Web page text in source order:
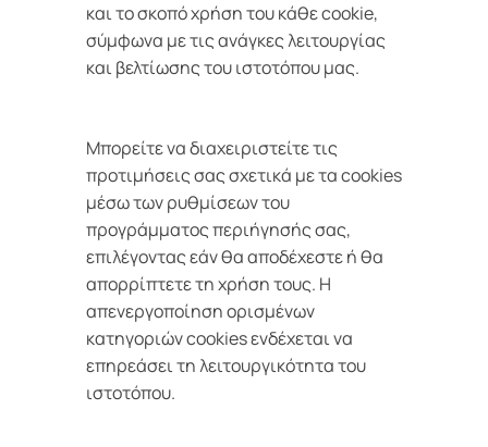
και το σκοπό χρήση του κάθε cookie,
σύμφωνα με τις ανάγκες λειτουργίας
και βελτίωσης του ιστοτόπου μας.
Μπορείτε να διαχειριστείτε τις
προτιμήσεις σας σχετικά με τα cookies
μέσω των ρυθμίσεων του
προγράμματος περιήγησής σας,
επιλέγοντας εάν θα αποδέχεστε ή θα
απορρίπτετε τη χρήση τους. Η
απενεργοποίηση ορισμένων
κατηγοριών cookies ενδέχεται να
επηρεάσει τη λειτουργικότητα του
ιστοτόπου.